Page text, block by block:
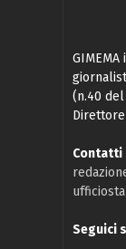
(n.40 del
Contatti
Seguici